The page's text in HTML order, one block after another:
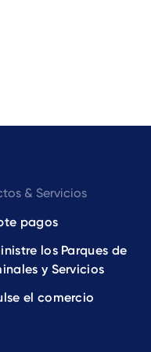
& Servicios
pagos
los Parques de
y Servicios
el comercio